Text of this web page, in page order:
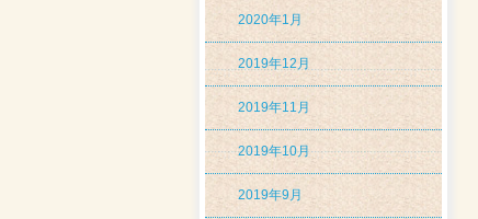
2020年1月
2019年12月
2019年11月
2019年10月
2019年9月